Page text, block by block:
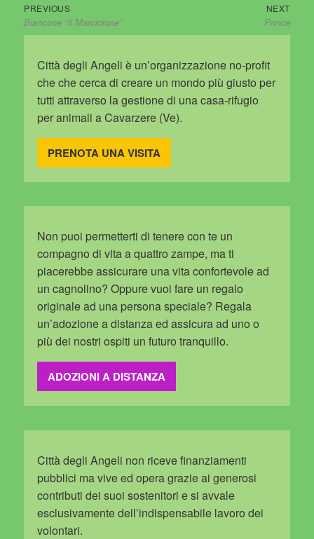
Navigazione
articoli
PREVIOUSPrevious
post:
Biancone “Il Marciolone”
NEXTNext
post:
Prince
Città degli Angeli è un’organizzazione no-profit
che che cerca di creare un mondo più giusto per
tutti attraverso la gestione di una casa-rifugio
per animali a Cavarzere (Ve).
PRENOTA UNA VISITA
Non puoi permetterti di tenere con te un
compagno di vita a quattro zampe, ma ti
piacerebbe assicurare una vita confortevole ad
un cagnolino? Oppure vuoi fare un regalo
originale ad una persona speciale? Regala
un’adozione a distanza ed assicura ad uno o
più dei nostri ospiti un futuro tranquillo.
ADOZIONI A DISTANZA
Città degli Angeli non riceve finanziamenti
pubblici ma vive ed opera grazie ai generosi
contributi dei suoi sostenitori e si avvale
esclusivamente dell’indispensabile lavoro dei
volontari.